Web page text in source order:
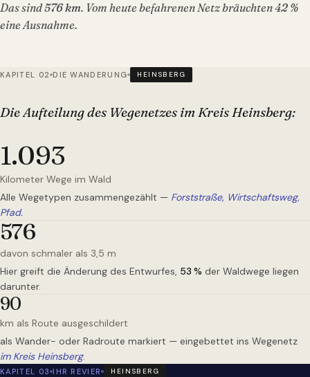
Das sind576km. Vom heute befahrenen Netz bräuchten42 %
eine Ausnahme.
KAPITEL 02 DIE WANDERUNG HEINSBERG
Die Aufteilung des Wegenetzes im Kreis Heinsberg:
1.093
Kilometer Wege im Wald
Alle Wegetypen zusammengezählt — Forststraße, Wirtschaftsweg,
Pfad.
576
davon schmaler als 3,5 m
Hier greift die Änderung des Entwurfes, 53 % der Waldwege liegen
darunter.
90
km als Route ausgeschildert
als Wander- oder Radroute markiert — eingebettet ins Wegenetz
im Kreis Heinsberg.
KAPITEL 03 IHR REVIER HEINSBERG